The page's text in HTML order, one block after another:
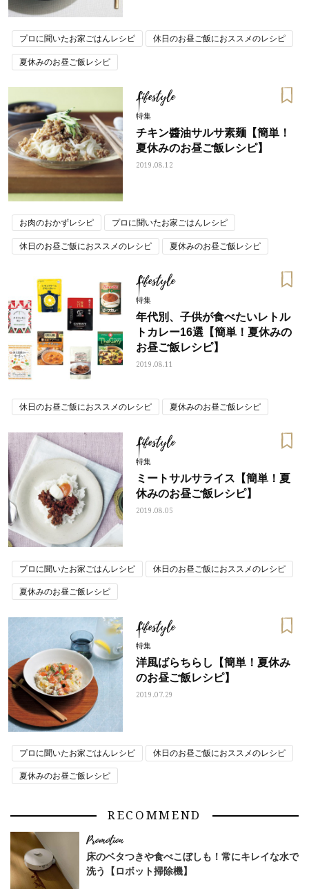
プロに聞いたお家ごはんレシピ 休日のお昼ご飯におススメのレシピ
夏休みのお昼ご飯レシピ
Lifestyle
特集
チキン醬油サルサ素麺【簡単！
夏休みのお昼ご飯レシピ】
2019.08.12
お肉のおかずレシピ プロに聞いたお家ごはんレシピ
休日のお昼ご飯におススメのレシピ 夏休みのお昼ご飯レシピ
Lifestyle
特集
年代別、子供が食べたいレトル
トカレー16選【簡単！夏休みの
お昼ご飯レシピ】
2019.08.11
休日のお昼ご飯におススメのレシピ 夏休みのお昼ご飯レシピ
Lifestyle
特集
ミートサルサライス【簡単！夏
休みのお昼ご飯レシピ】
2019.08.05
プロに聞いたお家ごはんレシピ 休日のお昼ご飯におススメのレシピ
夏休みのお昼ご飯レシピ
Lifestyle
特集
洋風ばらちらし【簡単！夏休み
のお昼ご飯レシピ】
2019.07.29
プロに聞いたお家ごはんレシピ 休日のお昼ご飯におススメのレシピ
夏休みのお昼ご飯レシピ
RECOMMEND
床のベタつきや食べこぼしも！常にキレイな水で
洗う【ロボット掃除機】